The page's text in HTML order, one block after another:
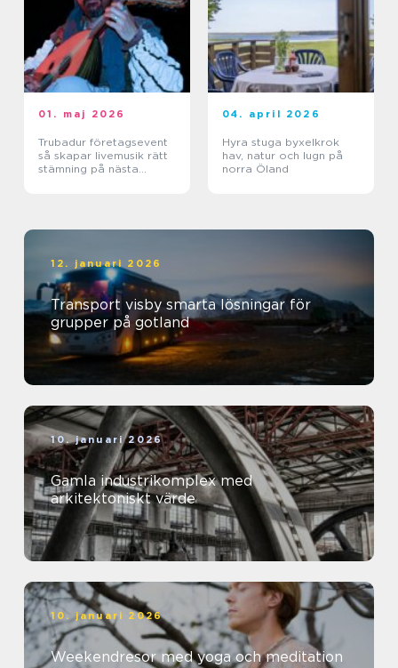
01. maj 2026
Trubadur företagsevent
så skapar livemusik rätt
stämning på nästa
04. april 2026
Hyra stuga byxelkrok
hav, natur och lugn på
norra Öland
12. januari 2026
Transport visby smarta lösningar för
grupper på gotland
10. januari 2026
Gamla industrikomplex med
arkitektoniskt värde
10. januari 2026
Weekendresor med yoga och meditation